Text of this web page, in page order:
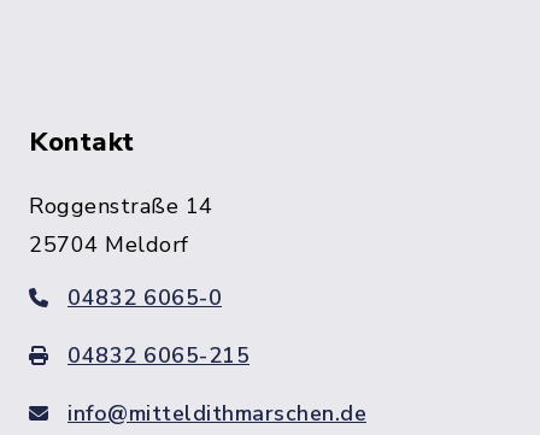
Kontakt
Roggenstraße 14
25704 Meldorf
04832 6065-0
04832 6065-215
info@mitteldithmarschen.de